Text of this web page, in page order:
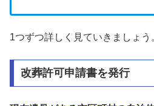
1つずつ詳しく見ていきましょう
改葬許可申請書を発行